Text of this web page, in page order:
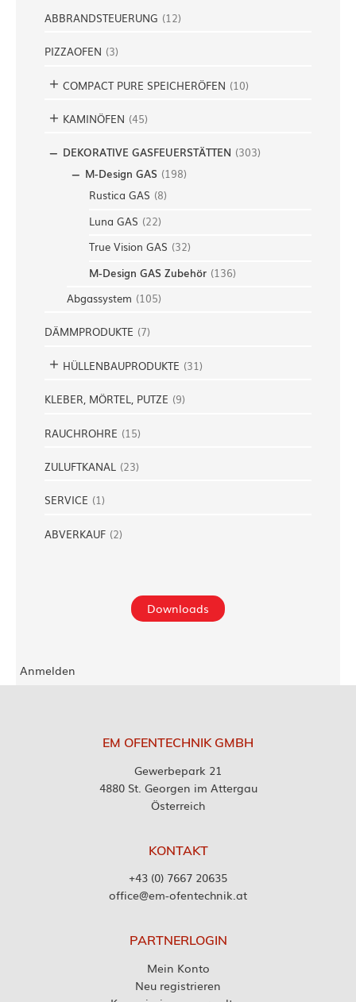
ABBRANDSTEUERUNG (12)
PIZZAOFEN (3)
COMPACT PURE SPEICHERÖFEN (10)
KAMINÖFEN (45)
DEKORATIVE GASFEUERSTÄTTEN (303)
M-Design GAS (198)
Rustica GAS (8)
Luna GAS (22)
True Vision GAS (32)
M-Design GAS Zubehör (136)
Abgassystem (105)
DÄMMPRODUKTE (7)
HÜLLENBAUPRODUKTE (31)
KLEBER, MÖRTEL, PUTZE (9)
RAUCHROHRE (15)
ZULUFTKANAL (23)
SERVICE (1)
ABVERKAUF (2)
Downloads
Anmelden
EM OFENTECHNIK GMBH
Gewerbepark 21
4880 St. Georgen im Attergau
Österreich
KONTAKT
+43 (0) 7667 20635
office@em-ofentechnik.at
PARTNERLOGIN
Mein Konto
Neu registrieren